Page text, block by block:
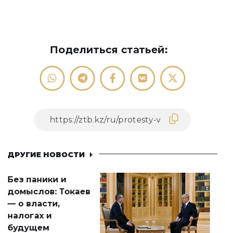
Поделиться статьей:
ДРУГИЕ НОВОСТИ
Без паники и
домыслов: Токаев
— о власти,
налогах и
будущем